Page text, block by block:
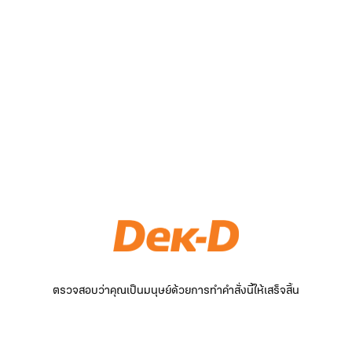
ตรวจสอบว่าคุณเป็นมนุษย์ด้วยการทำคำสั่งนี้ให้เสร็จสิ้น